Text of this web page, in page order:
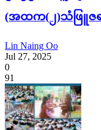
(အထက(၂)သံဖြူဇရ
Lin Naing Oo
Jul 27, 2025
0
91